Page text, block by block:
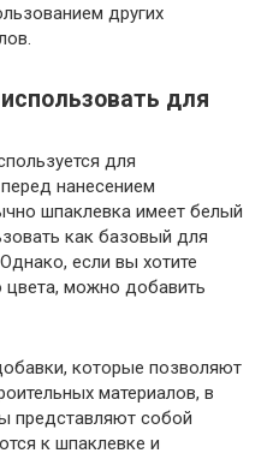
других
для
для
нанесением
шпаклевка имеет белый
как базовый для
если вы хотите
цвета, можно добавить
которые позволяют
материалов, в
представляют собой
к шпаклевке и